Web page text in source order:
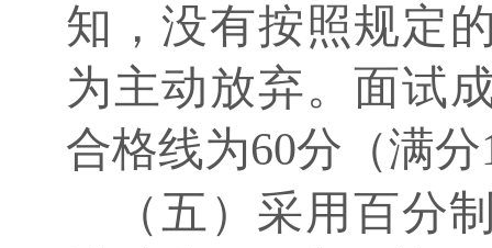
知，没有按照规定
为主动放弃。面试
合格线为60分（满
（五）采用百分